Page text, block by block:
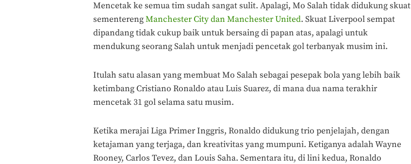
Mencetak ke semua tim sudah sangat sulit. Apalagi, Mo Salah tidak didukung skuat
sementerengManchester City dan Manchester United. Skuat Liverpool sempat
dipandang tidak cukup baik untuk bersaing di papan atas, apalagi untuk
mendukung seorang Salah untuk menjadi pencetak gol terbanyak musim ini.
Itulah satu alasan yang membuat Mo Salah sebagai pesepak bola yang lebih baik
ketimbang Cristiano Ronaldo atau Luis Suarez, di mana dua nama terakhir
mencetak 31 gol selama satu musim.
Ketika merajai Liga Primer Inggris, Ronaldo didukung trio penjelajah, dengan
ketajaman yang terjaga, dan kreativitas yang mumpuni. Ketiganya adalah Wayne
Rooney, Carlos Tevez, dan Louis Saha. Sementara itu, di lini kedua, Ronaldo